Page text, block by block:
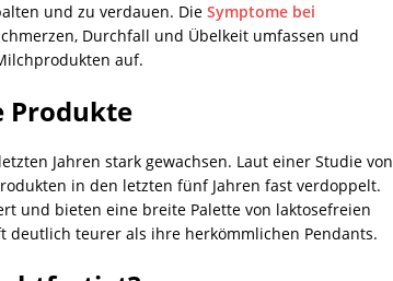
und zu verdauen. Die Symptome bei
Durchfall und Übelkeit umfassen und
auf.
Produkte
Jahren stark gewachsen. Laut einer Studie von
in den letzten fünf Jahren fast verdoppelt.
und bieten eine breite Palette von laktosefreien
deutlich teurer als ihre herkömmlichen Pendants.